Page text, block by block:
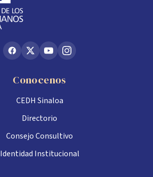
Conocenos
CEDH Sinaloa
Directorio
Consejo Consultivo
Identidad Institucional